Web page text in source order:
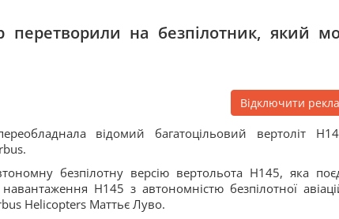
перетворили на безпілотник, який
Відключити
відомий багатоцільовий вертоліт
безпілотну версію вертольота H145, яка
H145 з автономністю безпілотної
Helicopters Маттьє Луво.